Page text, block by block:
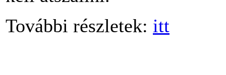
További részletek: itt